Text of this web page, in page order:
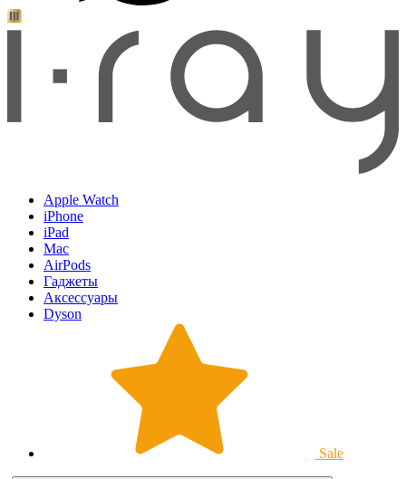
Apple Watch
iPhone
iPad
Mac
AirPods
Гаджеты
Аксессуары
Dyson
Sale